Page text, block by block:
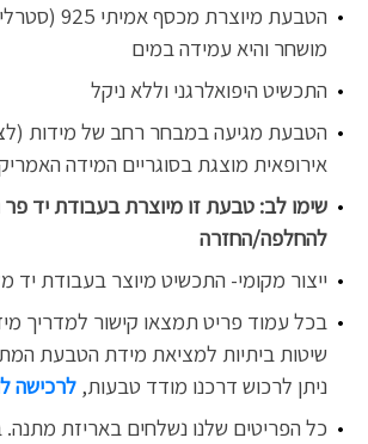
הטבעת מיוצרת
מושחר והיא עמידה במים
התכשיט היפואלרגני וללא ניקל
הטבעת מגיעה במבחר רחב של מידות
אירופאית מוצגת בסוגריים המידה
שימו לב: טבעת זו מיוצרת בעבודת יד פר
להחלפה/החזרה
ייצור מקומי- התכשיט מיוצר בעבודת יד
בכל עמוד פריט תמצאו קישור למדריך
שיטות ביתיות למציאת מידת הטבעת
ניתן לרכוש דרכנו מודד טבעות, לרכישה
כל הפריטים שלנו נשלחים באריזת מתנה.